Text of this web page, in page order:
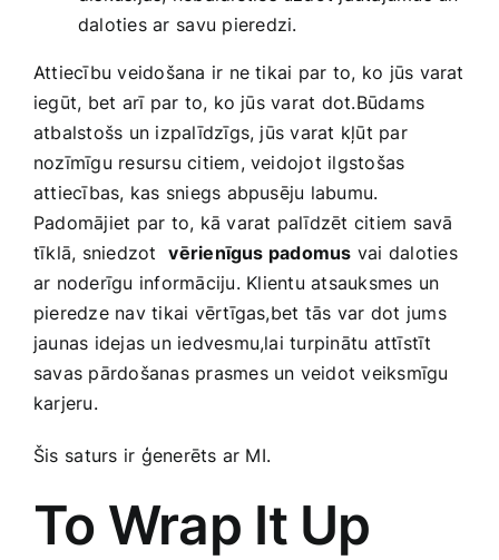
‌daloties ar⁢ savu ‍pieredzi.
Attiecību veidošana ir ne tikai ⁤par‌ to, ko jūs varat
iegūt,‍ bet arī par​ to, ‌ko jūs varat dot.Būdams
atbalstošs un izpalīdzīgs, jūs varat kļūt​ par​
nozīmīgu resursu citiem, veidojot ilgstošas
attiecības, kas sniegs abpusēju labumu.
Padomājiet‍ par to, kā varat palīdzēt citiem savā ​
tīklā, sniedzot ⁤vērienīgus padomus vai ‍daloties‌
ar noderīgu informāciju. ⁣Klientu atsauksmes un
pieredze nav tikai vērtīgas,bet ⁢tās var dot jums
jaunas idejas un iedvesmu,lai turpinātu attīstīt
savas pārdošanas prasmes un veidot veiksmīgu
karjeru.
Šis⁢ saturs ir ģenerēts ar MI.
To Wrap It ​Up